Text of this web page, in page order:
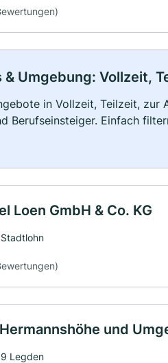
& Umgebung: Vollzeit,
in Vollzeit, Teilzeit, zur
Berufseinsteiger. Einfach
Loen GmbH & Co. KG
und
Legden